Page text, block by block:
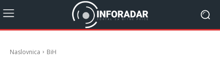
Naslovnica BiH